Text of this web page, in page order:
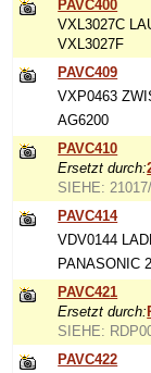
PAVC400
VXL3027C
VXL3027F
PAVC409
VXP0463
AG6200
PAVC410
Ersetzt durch:
SIEHE:
PAVC414
VDV0144
PANASONIC
PAVC421
Ersetzt durch:
SIEHE:
PAVC422